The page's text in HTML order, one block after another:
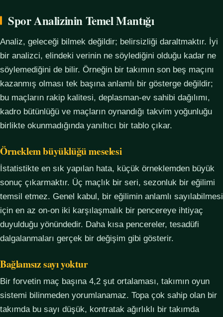
Spor Analizinin Temel Mantığı
Analiz, geleceği bilmek değildir; belirsizliği daraltmaktır. İyi
bir analizci, elindeki verinin ne söylediğini olduğu kadar ne
söylemediğini de bilir. Örneğin bir takımın son beş maçını
kazanmış olması tek başına anlamlı bir gösterge değildir;
bu maçların rakip kalitesi, deplasman-ev sahibi dağılımı,
kadro bütünlüğü ve maçların oynandığı takvim yoğunluğu
birlikte okunmadığında yanıltıcı bir tablo çıkar.
Örneklem büyüklüğü meselesi
İstatistikte en sık yapılan hata, küçük örneklemden büyük
sonuç çıkarmaktır. Üç maçlık bir seri, sezonluk bir eğilimi
temsil etmez. Genel kabul, bir eğilimin anlamlı sayılabilmesi
için en az on-on iki karşılaşmalık bir pencereye ihtiyaç
duyulduğu yönündedir. Daha kısa pencereler, tesadüfi
dalgalanmaları gerçek bir değişim gibi gösterir.
Bağlamsız sayı yoktur
Bir forvetin maç başına 4,2 şut ortalaması, takımın oyun
sistemi bilinmeden yorumlanamaz. Topa çok sahip olan bir
takımda bu sayı düşük, kontratak ağırlıklı bir takımda